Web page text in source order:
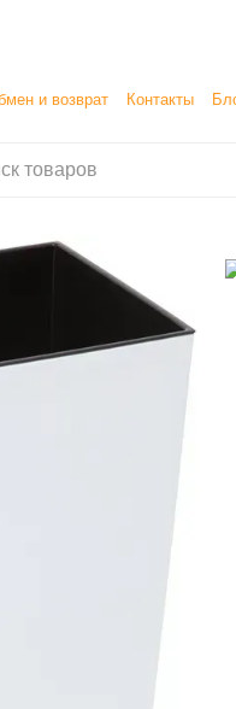
и возврат Контакты